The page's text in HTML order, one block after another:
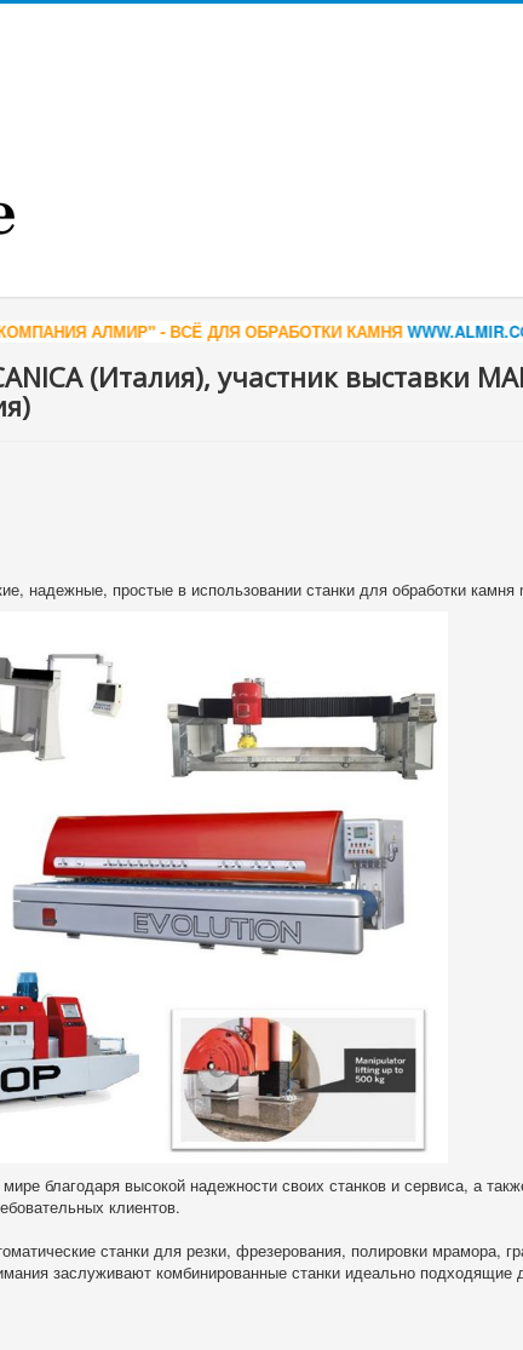
ВСЁ ДЛЯ ОБРАБОТКИ КАМНЯWWW.ALMIR.COM***
(Италия), участник выставки
надежные, простые в использовании станки для обработки камня
благодаря высокой надежности своих станков и сервиса, а
клиентов.
станки для резки, фрезерования, полировки мрамора,
заслуживают комбинированные станки идеально подходящие